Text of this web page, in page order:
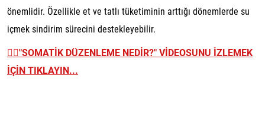
önemlidir. Özellikle et ve tatlı tüketiminin arttığı dönemlerde su
içmek sindirim sürecini destekleyebilir.
👉🏼"SOMATİK DÜZENLEME NEDİR?" VİDEOSUNU İZLEMEK
İÇİN TIKLAYIN...